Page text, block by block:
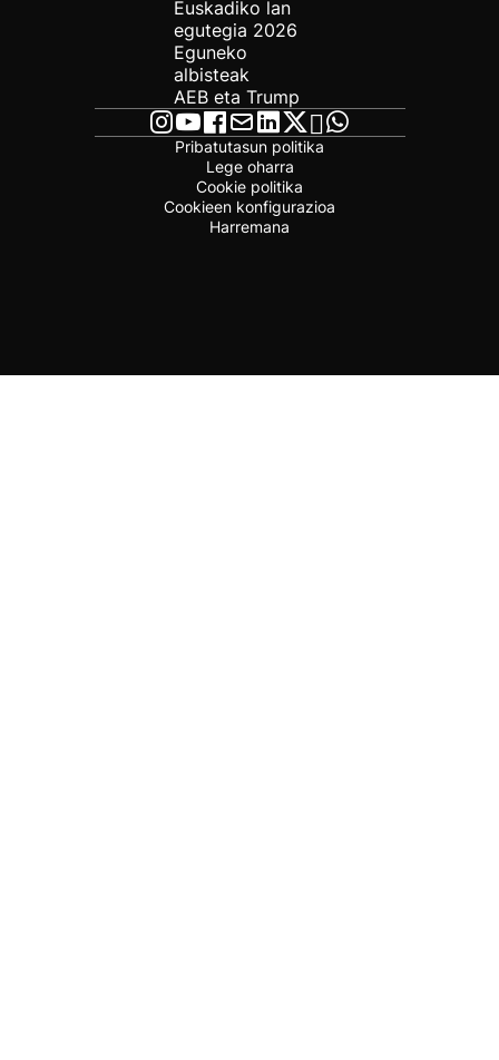
Euskadiko lan
egutegia 2026
Eguneko
albisteak
AEB eta Trump
Pribatutasun politika
Lege oharra
Cookie politika
Cookieen konfigurazioa
Harremana